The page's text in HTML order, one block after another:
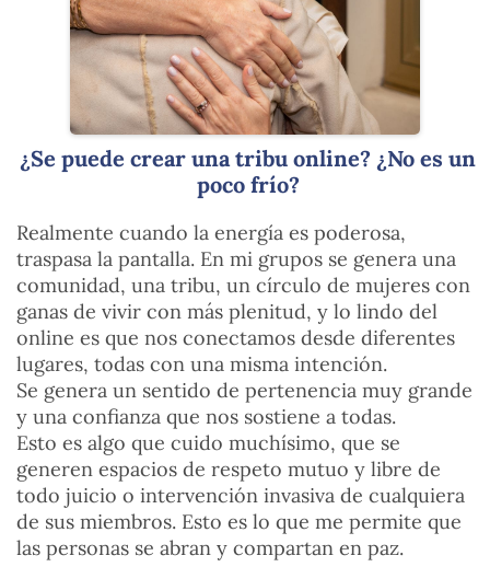
¿Se puede crear una tribu online? ¿No es un
poco frío?
Realmente cuando la energía es poderosa,
traspasa la pantalla. En mi grupos se genera una
comunidad, una tribu, un círculo de mujeres con
ganas de vivir con más plenitud, y lo lindo del
online es que nos conectamos desde diferentes
lugares, todas con una misma intención.
Se genera un sentido de pertenencia muy grande
y una confianza que nos sostiene a todas.
Esto es algo que cuido muchísimo, que se
generen espacios de respeto mutuo y libre de
todo juicio o intervención invasiva de cualquiera
de sus miembros. Esto es lo que me permite que
las personas se abran y compartan en paz.